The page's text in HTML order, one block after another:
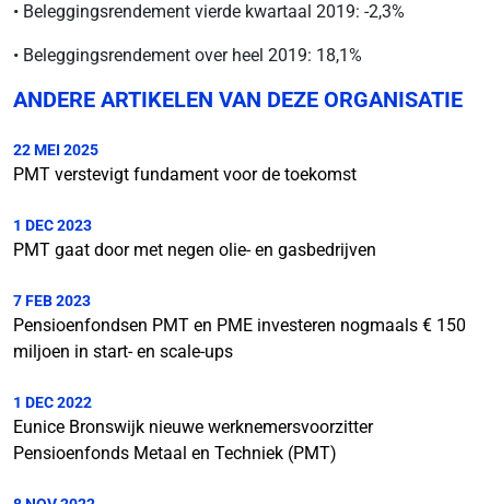
• Beleggingsrendement vierde kwartaal 2019: -2,3%
• Beleggingsrendement over heel 2019: 18,1%
ANDERE ARTIKELEN VAN DEZE ORGANISATIE
22 MEI 2025
PMT verstevigt fundament voor de toekomst
1 DEC 2023
PMT gaat door met negen olie- en gasbedrijven
7 FEB 2023
Pensioenfondsen PMT en PME investeren nogmaals € 150
miljoen in start- en scale-ups
1 DEC 2022
Eunice Bronswijk nieuwe werknemersvoorzitter
Pensioenfonds Metaal en Techniek (PMT)